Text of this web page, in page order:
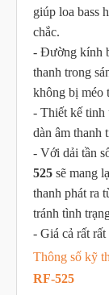
giúp loa bass
chắc.
- Đường kính
thanh trong
không bị méo
- Thiết kế tinh
dàn âm thanh
- Với dải tần
525 sẽ mang
thanh phát ra
tránh tình
- Giá cả rất rất
Thông số kỹ
RF-525